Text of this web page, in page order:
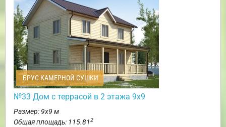
БРУС КАМЕРНОЙ СУШКИ
№33 Дом с террасой в 2 этажа 9х9
Размер: 9х9 м
Общая площадь: 115.812